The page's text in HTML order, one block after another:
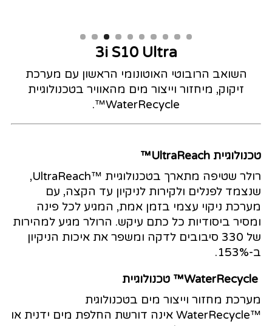
3i S10 Ultra
השואב הרובוטי האוטונומי הראשון עם מערכת
זיקוק, מיחזור וייצור מים מהאוויר בטכנולוגיית
WaterRecycle™.
טכנולוגיית UltraReach™
רולר שטיפה מתארך בטכנולוגיית ™UltraReach,
שנצמד לפנלים ולקירות לניקיון עד הקצה, עם
מערכת ניקוי עצמי בזמן אמת, המגיע לכל פינה
ומסיר ביסודיות כל כתם עיקש. הרולר מגיע למהירות
של 330 סיבובים לדקה ומשפר את איכות הניקיון
ב-153%.
מערכת מחזור וייצור מים בטכנולוגית
™WaterRecycle אינה דורשת החלפת מים ידנית או